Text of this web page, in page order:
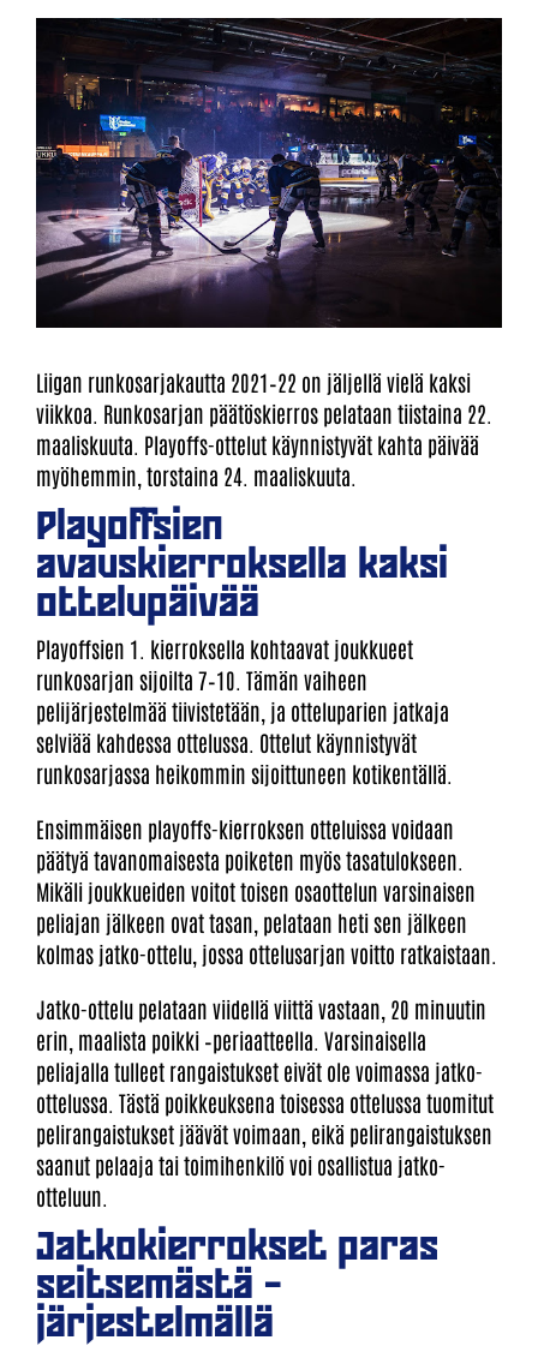
Liigan runkosarjakautta 2021–22 on jäljellä vielä kaksi
viikkoa. Runkosarjan päätöskierros pelataan tiistaina 22.
maaliskuuta. Playoffs-ottelut käynnistyvät kahta päivää
myöhemmin, torstaina 24. maaliskuuta.
Playoffsien
avauskierroksella kaksi
ottelupäivää
Playoffsien 1. kierroksella kohtaavat joukkueet
runkosarjan sijoilta 7–10. Tämän vaiheen
pelijärjestelmää tiivistetään, ja otteluparien jatkaja
selviää kahdessa ottelussa. Ottelut käynnistyvät
runkosarjassa heikommin sijoittuneen kotikentällä.
Ensimmäisen playoffs-kierroksen otteluissa voidaan
päätyä tavanomaisesta poiketen myös tasatulokseen.
Mikäli joukkueiden voitot toisen osaottelun varsinaisen
peliajan jälkeen ovat tasan, pelataan heti sen jälkeen
kolmas jatko-ottelu, jossa ottelusarjan voitto ratkaistaan.
Jatko-ottelu pelataan viidellä viittä vastaan, 20 minuutin
erin, maalista poikki –periaatteella. Varsinaisella
peliajalla tulleet rangaistukset eivät ole voimassa jatko-
ottelussa. Tästä poikkeuksena toisessa ottelussa tuomitut
pelirangaistukset jäävät voimaan, eikä pelirangaistuksen
saanut pelaaja tai toimihenkilö voi osallistua jatko-
otteluun.
Jatkokierrokset paras
seitsemästä –
järjestelmällä